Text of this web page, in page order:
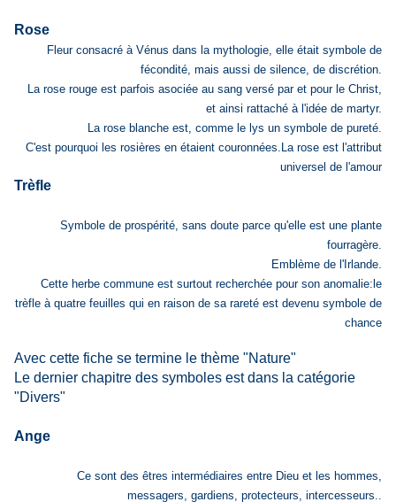
Rose
Fleur consacré à Vénus dans la mythologie, elle était symbole de
fécondité, mais aussi de silence, de discrétion.
La rose rouge est parfois asociée au sang versé par et pour le Christ,
et ainsi rattaché à l'idée de martyr.
La rose blanche est, comme le lys un symbole de pureté.
C'est pourquoi les rosières en étaient couronnées.La rose est l'attribut
universel de l'amour
Trèfle
Symbole de prospérité, sans doute parce qu'elle est une plante
fourragère.
Emblème de l'Irlande.
Cette herbe commune est surtout recherchée pour son anomalie:le
trèfle à quatre feuilles qui en raison de sa rareté est devenu symbole de
chance
Avec cette fiche se termine le thème "Nature"
Le dernier chapitre des symboles est dans la catégorie
"Divers"
Ange
Ce sont des êtres intermédiaires entre Dieu et les hommes,
messagers, gardiens, protecteurs, intercesseurs..